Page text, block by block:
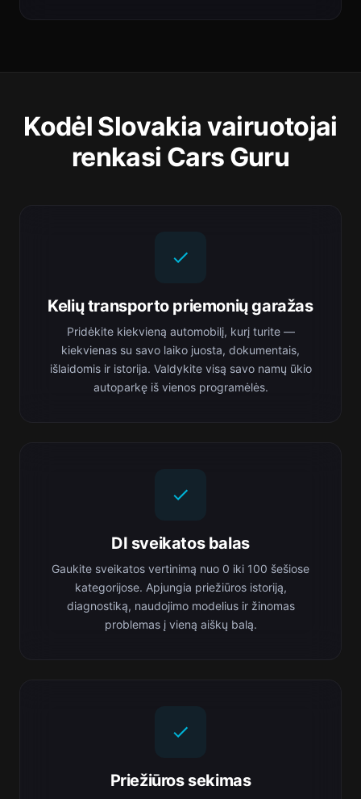
Kodėl Slovakia vairuotojai
renkasi Cars Guru
Kelių transporto priemonių garažas
Pridėkite kiekvieną automobilį, kurį turite —
kiekvienas su savo laiko juosta, dokumentais,
išlaidomis ir istorija. Valdykite visą savo namų ūkio
autoparkę iš vienos programėlės.
DI sveikatos balas
Gaukite sveikatos vertinimą nuo 0 iki 100 šešiose
kategorijose. Apjungia priežiūros istoriją,
diagnostiką, naudojimo modelius ir žinomas
problemas į vieną aiškų balą.
Priežiūros sekimas